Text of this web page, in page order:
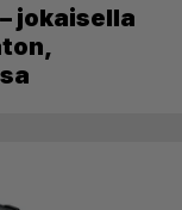
jokaisella